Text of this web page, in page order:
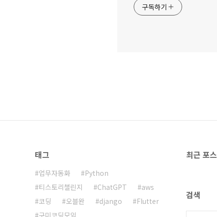
구독하기
태그
업무자동화
Python
티스토리챌린지
ChatGPT
aws
코딩
오블완 django
Flutter
구미코딩모임
최근 포
검색